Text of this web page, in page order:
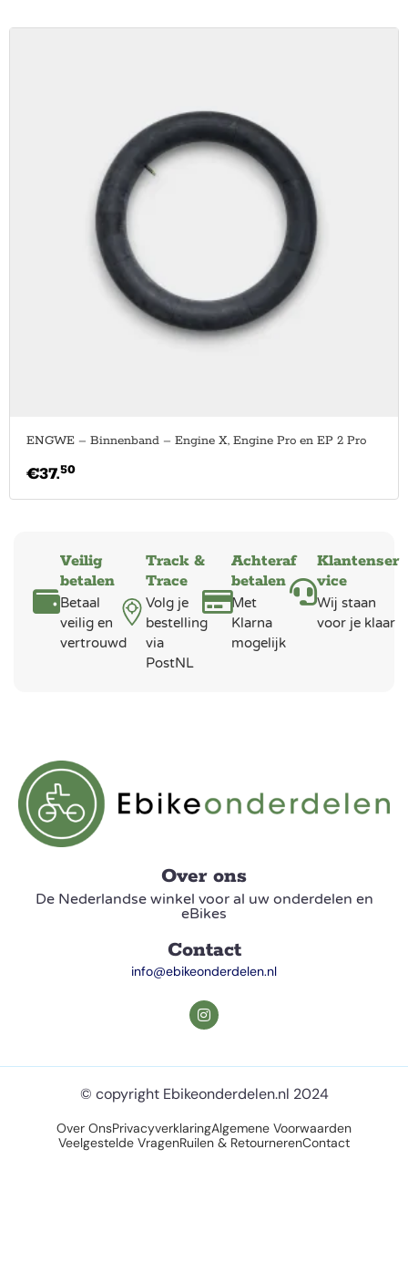
ENGWE – Binnenband – Engine X, Engine Pro en EP 2 Pro
€37.50
Veilig
betalen
Betaal
veilig en
vertrouwd
Track &
Trace
Volg je
bestelling
via
PostNL
Achteraf
betalen
Met
Klarna
mogelijk
Klantenser
vice
Wij staan
voor je klaar
Over ons
De Nederlandse winkel voor al uw onderdelen en
eBikes
Contact
info@ebikeonderdelen.nl
© copyright Ebikeonderdelen.nl 2024
Over OnsPrivacyverklaringAlgemene Voorwaarden
Veelgestelde VragenRuilen & RetournerenContact